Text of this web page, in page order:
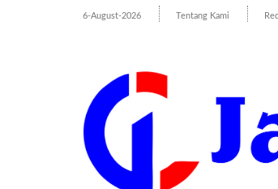
6-August-2026 Tentang Kami